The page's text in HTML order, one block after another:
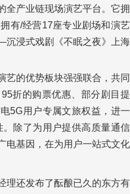
全产业链现场演艺平台。它拥
有/经营17座专业剧场和演艺
浸式戏剧《不眠之夜》上海
艺的优势板块强强联合，共同
折的购票优惠、部分剧目提
5G用户专属文旅权益，进一
除了为用户提供高质量通信
电基因，在为用户一站式文化
理还发布了酝酿已久的东方有